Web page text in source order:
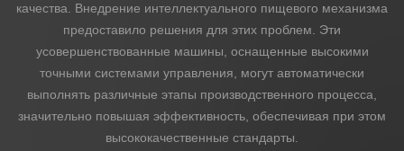
качества. Внедрение интеллектуального пищевого механизма
предоставило решения для этих проблем. Эти
усовершенствованные машины, оснащенные высокими
точными системами управления, могут автоматически
выполнять различные этапы производственного процесса,
значительно повышая эффективность, обеспечивая при этом
высококачественные стандарты.